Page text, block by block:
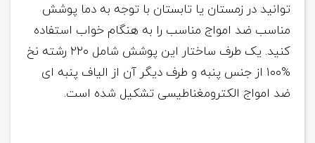
توانید در زمستان یا تابستان با توجه به دما پوشش
مناسب ضد امواج مناسب را به هنگام خواب استفاده
کنید. یک طرف ساختار این پوشش شامل ۲۲۰ رشته نخ
%۱۰۰ از جنس پنبه و طرف دیگر آن از الیاف پنبه ای
ضد امواج الکترومغناطیسی تشکیل شده است.